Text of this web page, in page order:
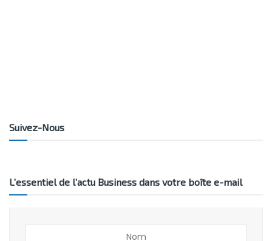
Suivez-Nous
L’essentiel de l’actu Business dans votre boîte e-mail